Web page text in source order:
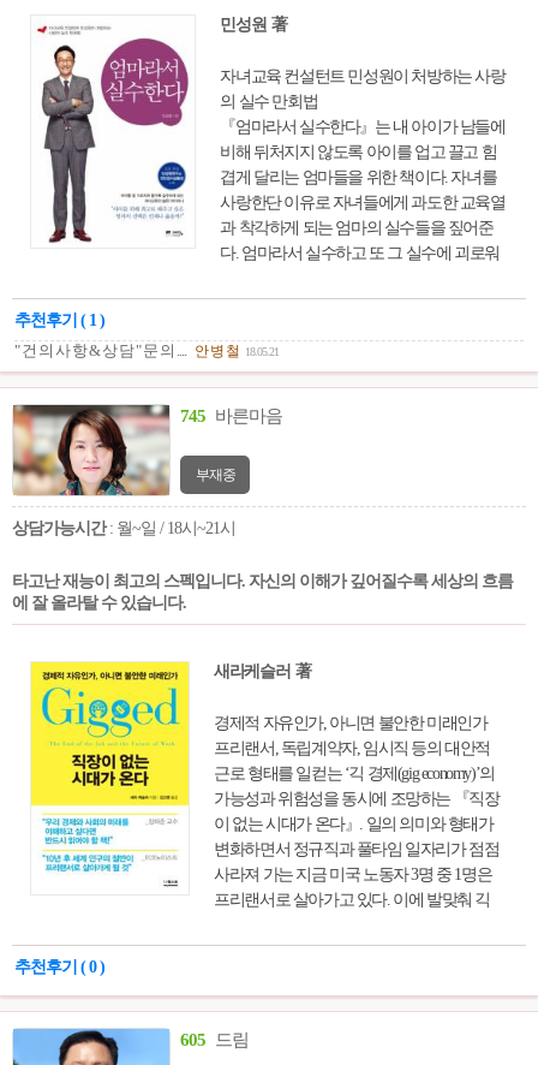
민성원 著
자녀교육 컨설턴트 민성원이 처방하는 사랑
의 실수 만회법
『엄마라서 실수한다』는 내 아이가 남들에
비해 뒤처지지 않도록 아이를 업고 끌고 힘
겹게 달리는 엄마들을 위한 책이다. 자녀를
사랑한단 이유로 자녀들에게 과도한 교육열
과 착각하게 되는 엄마의 실수들을 짚어준
다. 엄마라서 실수하고 또 그 실수에 괴로워
사이에서 당연하다고 여겨지는 자녀교육의
추천후기 ( 1 )
" 건 의 사 항 & 상 담 " 문 의 .... 안 병 철 18.05.21
745 바른마음
부재중
상담가능시간: 월~일 / 18시~21시
타고난 재능이 최고의 스펙입니다. 자신의 이해가 깊어질수록 세상의 흐름
에 잘 올라탈 수 있습니다.
새라케슬러 著
경제적 자유인가, 아니면 불안한 미래인가
프리랜서, 독립계약자, 임시직 등의 대안적
근로 형태를 일컫는 ‘긱 경제(gig economy)’의
가능성과 위험성을 동시에 조망하는 『직장
이 없는 시대가 온다』. 일의 의미와 형태가
변화하면서 정규직과 풀타임 일자리가 점점
사라져 가는 지금 미국 노동자 3명 중 1명은
프리랜서로 살아가고 있다. 이에 발맞춰 긱
은 변화가 노동시장과 자본시장에 끼치는 영
가 직면한 도전은 무엇일까? 전 세계에서 가
(Quartz)’의 부편집장으로, 오랫동안 일의 미래
추천후기 ( 0 )
605 드림